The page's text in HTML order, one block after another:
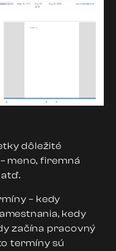
dôležité
meno, firemná
– kedy
kedy
začína pracovný
termíny sú